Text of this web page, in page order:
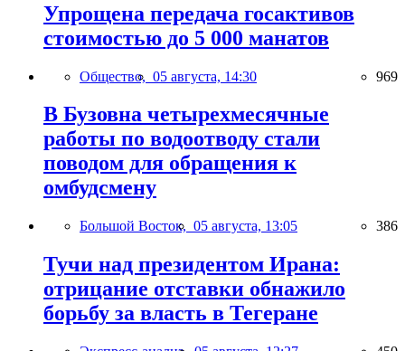
Упрощена передача госактивов
стоимостью до 5 000 манатов
Общество, 05 августа, 14:30 969
В Бузовна четырехмесячные
работы по водоотводу стали
поводом для обращения к
омбудсмену
Большой Восток, 05 августа, 13:05 386
Тучи над президентом Ирана:
отрицание отставки обнажило
борьбу за власть в Тегеране